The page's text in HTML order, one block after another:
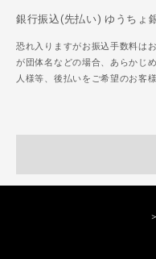
銀行振込(先払い) ゆうちょ
恐れ入りますがお振込手数料は
が団体名などの場合、あらかじ
人様等、後払いをご希望のお客